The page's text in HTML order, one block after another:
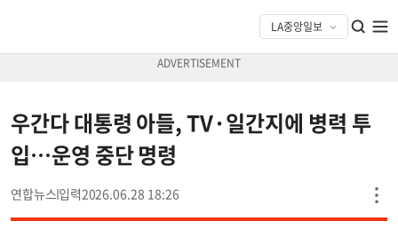
우간다 대통령 아들, TV·일간지에 병력 투
입…운영 중단 명령
연합뉴스 2026.06.28 18:26